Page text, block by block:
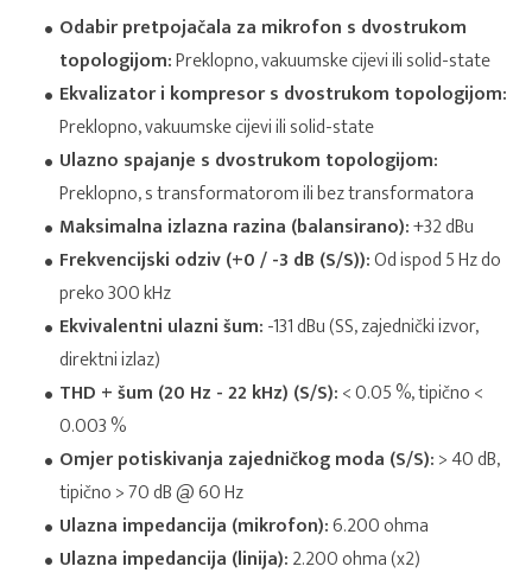
Odabir pretpojačala za mikrofon s dvostrukom
topologijom:Preklopno, vakuumske cijevi ili solid-state
Ekvalizator i kompresor s dvostrukom topologijom:
Preklopno, vakuumske cijevi ili solid-state
Ulazno spajanje s dvostrukom topologijom:
Preklopno, s transformatorom ili bez transformatora
Maksimalna izlazna razina (balansirano):+32 dBu
Frekvencijski odziv (+0 / -3 dB (S/S)):Od ispod 5 Hz do
preko 300 kHz
Ekvivalentni ulazni šum:-131 dBu (SS, zajednički izvor,
direktni izlaz)
THD + šum (20 Hz - 22 kHz) (S/S):< 0.05 %, tipično <
0.003 %
Omjer potiskivanja zajedničkog moda (S/S):> 40 dB,
tipično > 70 dB @ 60 Hz
Ulazna impedancija (mikrofon):6.200 ohma
Ulazna impedancija (linija):2.200 ohma (x2)